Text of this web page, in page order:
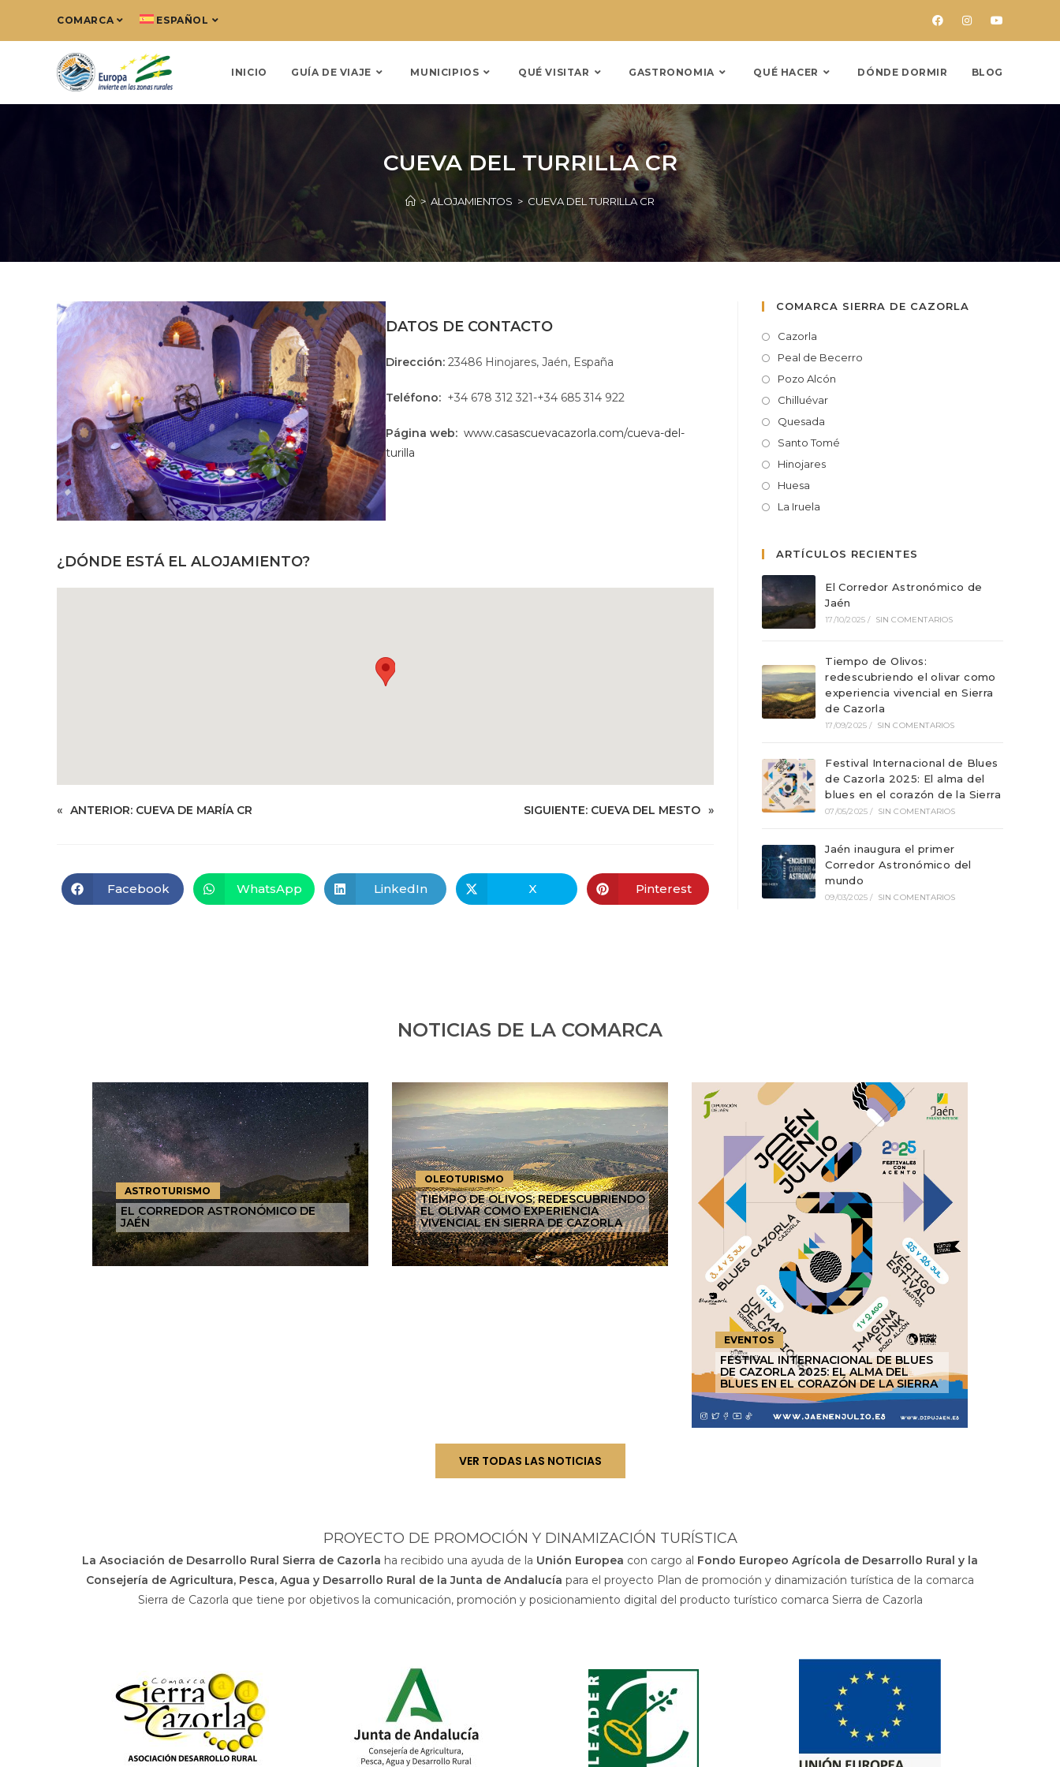
COMARCA ESPAÑOL
INICIO GUÍA DE VIAJE MUNICIPIOS QUÉ VISITAR GASTRONOMIA QUÉ HACER DÓNDE DORMIR BLOG
CUEVA DEL TURRILLA CR
> ALOJAMIENTOS > CUEVA DEL TURRILLA CR
DATOS DE CONTACTO
Dirección: 23486 Hinojares, Jaén, España
Teléfono: +34 678 312 321-+34 685 314 922
Página web: www.casascuevacazorla.com/cueva-del-
turilla
¿DÓNDE ESTÁ EL ALOJAMIENTO?
« ANTERIOR: CUEVA DE MARÍA CR SIGUIENTE: CUEVA DEL MESTO »
Facebook WhatsApp LinkedIn X Pinterest
COMARCA SIERRA DE CAZORLA
Cazorla
Peal de Becerro
Pozo Alcón
Chilluévar
Quesada
Santo Tomé
Hinojares
Huesa
La Iruela
ARTÍCULOS RECIENTES
El Corredor Astronómico de
Jaén
17/10/2025 / SIN COMENTARIOS
Tiempo de Olivos:
redescubriendo el olivar como
experiencia vivencial en Sierra
de Cazorla
17/09/2025 / SIN COMENTARIOS
Festival Internacional de Blues
de Cazorla 2025: El alma del
blues en el corazón de la Sierra
07/05/2025 / SIN COMENTARIOS
Jaén inaugura el primer
Corredor Astronómico del
mundo
09/03/2025 / SIN COMENTARIOS
NOTICIAS DE LA COMARCA
ASTROTURISMO
EL CORREDOR ASTRONÓMICO DE
JAÉN
OLEOTURISMO
TIEMPO DE OLIVOS: REDESCUBRIENDO
EL OLIVAR COMO EXPERIENCIA
VIVENCIAL EN SIERRA DE CAZORLA
EVENTOS
FESTIVAL INTERNACIONAL DE BLUES
DE CAZORLA 2025: EL ALMA DEL
BLUES EN EL CORAZÓN DE LA SIERRA
VER TODAS LAS NOTICIAS
PROYECTO DE PROMOCIÓN Y DINAMIZACIÓN TURÍSTICA
La Asociación de Desarrollo Rural Sierra de Cazorla ha recibido una ayuda de la Unión Europea con cargo al Fondo Europeo Agrícola de Desarrollo Rural y la
Consejería de Agricultura, Pesca, Agua y Desarrollo Rural de la Junta de Andalucía para el proyecto Plan de promoción y dinamización turística de la comarca
Sierra de Cazorla que tiene por objetivos la comunicación, promoción y posicionamiento digital del producto turístico comarca Sierra de Cazorla